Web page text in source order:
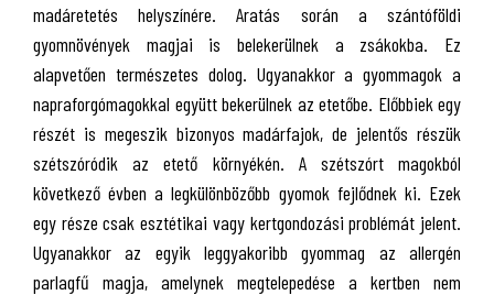
madáretetés helyszínére. Aratás során a szántóföldi
gyomnövények magjai is belekerülnek a zsákokba. Ez
alapvetően természetes dolog. Ugyanakkor a gyommagok a
napraforgómagokkal együtt bekerülnek az etetőbe. Előbbiek egy
részét is megeszik bizonyos madárfajok, de jelentős részük
szétszóródik az etető környékén. A szétszórt magokból
következő évben a legkülönbözőbb gyomok fejlődnek ki. Ezek
egy része csak esztétikai vagy kertgondozási problémát jelent.
Ugyanakkor az egyik leggyakoribb gyommag az allergén
parlagfű magja, amelynek megtelepedése a kertben nem